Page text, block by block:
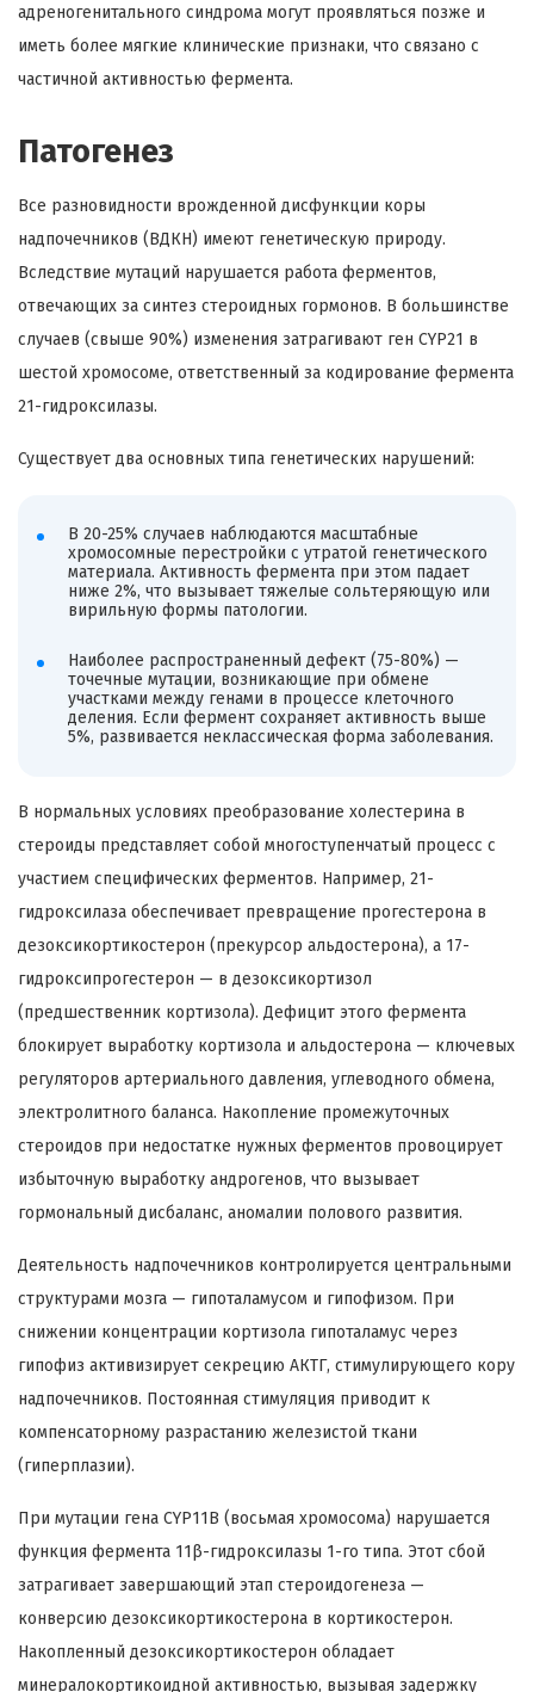
адреногенитального синдрома могут проявляться позже и
иметь более мягкие клинические признаки, что связано с
частичной активностью фермента.
Патогенез
Все разновидности врожденной дисфункции коры
надпочечников (ВДКН) имеют генетическую природу.
Вследствие мутаций нарушается работа ферментов,
отвечающих за синтез стероидных гормонов. В большинстве
случаев (свыше 90%) изменения затрагивают ген CYP21 в
шестой хромосоме, ответственный за кодирование фермента
21-гидроксилазы.
Существует два основных типа генетических нарушений:
В 20-25% случаев наблюдаются масштабные
хромосомные перестройки с утратой генетического
материала. Активность фермента при этом падает
ниже 2%, что вызывает тяжелые сольтеряющую или
вирильную формы патологии.
Наиболее распространенный дефект (75-80%) —
точечные мутации, возникающие при обмене
участками между генами в процессе клеточного
деления. Если фермент сохраняет активность выше
5%, развивается неклассическая форма заболевания.
В нормальных условиях преобразование холестерина в
стероиды представляет собой многоступенчатый процесс с
участием специфических ферментов. Например, 21-
гидроксилаза обеспечивает превращение прогестерона в
дезоксикортикостерон (прекурсор альдостерона), а 17-
гидроксипрогестерон — в дезоксикортизол
(предшественник кортизола). Дефицит этого фермента
блокирует выработку кортизола и альдостерона — ключевых
регуляторов артериального давления, углеводного обмена,
электролитного баланса. Накопление промежуточных
стероидов при недостатке нужных ферментов провоцирует
избыточную выработку андрогенов, что вызывает
гормональный дисбаланс, аномалии полового развития.
Деятельность надпочечников контролируется центральными
структурами мозга — гипоталамусом и гипофизом. При
снижении концентрации кортизола гипоталамус через
гипофиз активизирует секрецию АКТГ, стимулирующего кору
надпочечников. Постоянная стимуляция приводит к
компенсаторному разрастанию железистой ткани
(гиперплазии).
При мутации гена CYP11B (восьмая хромосома) нарушается
функция фермента 11β-гидроксилазы 1-го типа. Этот сбой
затрагивает завершающий этап стероидогенеза —
конверсию дезоксикортикостерона в кортикостерон.
Накопленный дезоксикортикостерон обладает
минералокортикоидной активностью, вызывая задержку